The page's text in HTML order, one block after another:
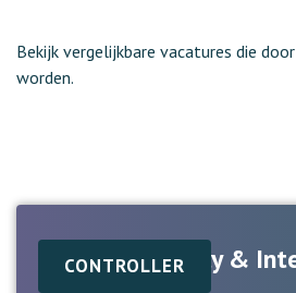
Bekijk vergelijkbare vacatures die
worden.
CONTROLLER
Adviseur Quality &